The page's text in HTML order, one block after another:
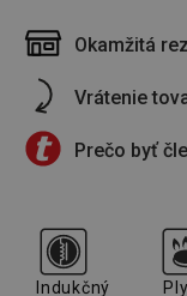
Okamžitá
Vrátenie
Prečo byť
Indukčný